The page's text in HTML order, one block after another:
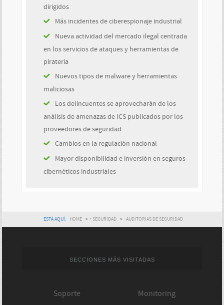
dirigidos
Más incidentes de ciberespionaje industrial
Nueva actividad del mercado ilegal centrada
en los servicios de ataques y herramientas de
piratería
Nuevos tipos de malware y herramientas
maliciosas
Los delincuentes se aprovecharán de los
análisis de amenazas de ICS publicados por los
proveedores de seguridad
Cambios en la regulación nacional
Mayor disponibilidad e inversión en seguros
cibernéticos industriales
ESTÁ AQUÍ: HOME >+ SEGURIDAD > AUDITORIAS DE SEGURIDAD
SECCIONES MÁS VISITADAS
Soporte Monitoring